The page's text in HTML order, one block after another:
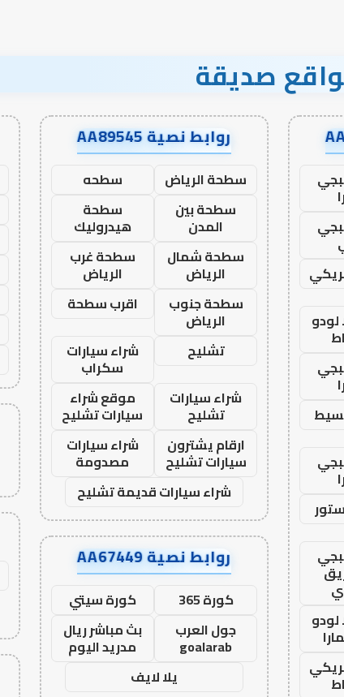
صديقة
روابط نصية AA89545
سطحة الرياض
سطحه
سطحة بين
المدن
سطحة
هيدروليك
سطحة شمال
الرياض
سطحة غرب
الرياض
سطحة جنوب
الرياض
اقرب سطحة
تشليح
شراء سيارات
سكراب
شراء سيارات
تشليح
موقع شراء
سيارات تشليح
ارقام يشترون
سيارات تشليح
شراء سيارات
مصدومة
شراء سيارات قديمة تشليح
روابط نصية AA67449
كورة 365
كورة سيتي
جول العرب
goalarab
بث مباشر ريال
مدريد اليوم
يلا لايف